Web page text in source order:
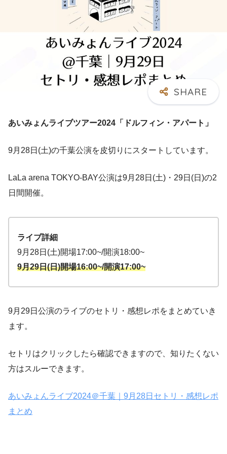
あいみょんライブツアー2024「ドルフィン・アパート」
9月28日(土)の千葉公演を皮切りにスタートしています。
LaLa arena TOKYO-BAY公演は9月28日(土)・29日(日)の2
日間開催。
ライブ詳細
9月28日(土)開場17:00~/開演18:00~
9月29日(日)開場16:00~/開演17:00~
9月29日公演のライブのセトリ・感想レポをまとめていき
ます。
セトリはクリックしたら確認できますので、知りたくない
方はスルーできます。
あいみょんライブ2024＠千葉｜9月28日セトリ・感想レポ
まとめ